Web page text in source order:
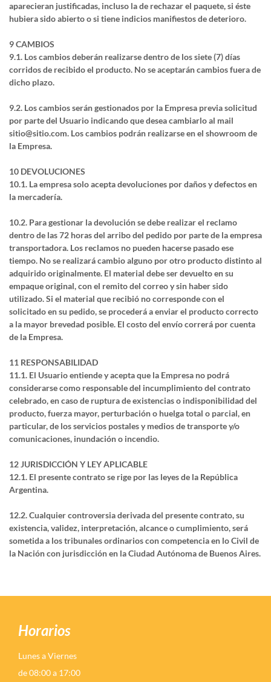
aparecieran justificadas, incluso la de rechazar el paquete, si éste
hubiera sido abierto o si tiene indicios manifiestos de deterioro.
9 CAMBIOS
9.1. Los cambios deberán realizarse dentro de los siete (7) días
corridos de recibido el producto. No se aceptarán cambios fuera de
dicho plazo.
9.2. Los cambios serán gestionados por la Empresa previa solicitud
por parte del Usuario indicando que desea cambiarlo al mail
sitio@sitio.com. Los cambios podrán realizarse en el showroom de
la Empresa.
10 DEVOLUCIONES
10.1. La empresa solo acepta devoluciones por daños y defectos en
la mercadería.
10.2. Para gestionar la devolución se debe realizar el reclamo
dentro de las 72 horas del arribo del pedido por parte de la empresa
transportadora. Los reclamos no pueden hacerse pasado ese
tiempo. No se realizará cambio alguno por otro producto distinto al
adquirido originalmente. El material debe ser devuelto en su
empaque original, con el remito del correo y sin haber sido
utilizado. Si el material que recibió no corresponde con el
solicitado en su pedido, se procederá a enviar el producto correcto
a la mayor brevedad posible. El costo del envío correrá por cuenta
de la Empresa.
11 RESPONSABILIDAD
11.1. El Usuario entiende y acepta que la Empresa no podrá
considerarse como responsable del incumplimiento del contrato
celebrado, en caso de ruptura de existencias o indisponibilidad del
producto, fuerza mayor, perturbación o huelga total o parcial, en
particular, de los servicios postales y medios de transporte y/o
comunicaciones, inundación o incendio.
12 JURISDICCIÓN Y LEY APLICABLE
12.1. El presente contrato se rige por las leyes de la República
Argentina.
12.2. Cualquier controversia derivada del presente contrato, su
existencia, validez, interpretación, alcance o cumplimiento, será
sometida a los tribunales ordinarios con competencia en lo Civil de
la Nación con jurisdicción en la Ciudad Autónoma de Buenos Aires.
Horarios
Lunes a Viernes
de 08:00 a 17:00